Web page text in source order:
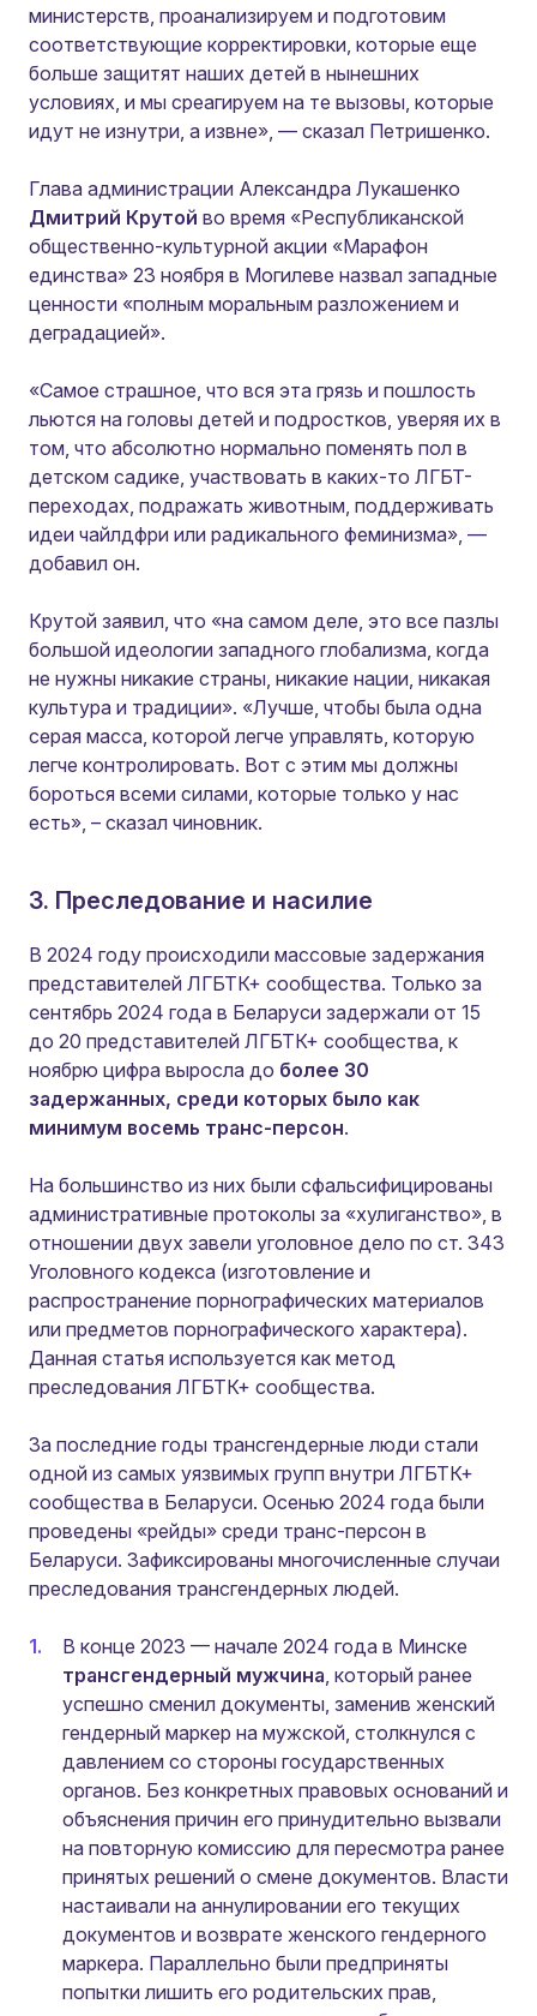
министерств, проанализируем и подготовим
соответствующие корректировки, которые еще
больше защитят наших детей в нынешних
условиях, и мы среагируем на те вызовы, которые
идут не изнутри, а извне», — сказал Петришенко.
Глава администрации Александра Лукашенко
Дмитрий Крутой во время «Республиканской
общественно-культурной акции «Марафон
единства» 23 ноября в Могилеве назвал западные
ценности «полным моральным разложением и
деградацией».
«Самое страшное, что вся эта грязь и пошлость
льются на головы детей и подростков, уверяя их в
том, что абсолютно нормально поменять пол в
детском садике, участвовать в каких-то ЛГБТ-
переходах, подражать животным, поддерживать
идеи чайлдфри или радикального феминизма», —
добавил он.
Крутой заявил, что «на самом деле, это все пазлы
большой идеологии западного глобализма, когда
не нужны никакие страны, никакие нации, никакая
культура и традиции». «Лучше, чтобы была одна
серая масса, которой легче управлять, которую
легче контролировать. Вот с этим мы должны
бороться всеми силами, которые только у нас
есть», – сказал чиновник.
3. Преследование и насилие
В 2024 году происходили массовые задержания
представителей ЛГБТК+ сообщества. Только за
сентябрь 2024 года в Беларуси задержали от 15
до 20 представителей ЛГБТК+ сообщества, к
ноябрю цифра выросла до более 30
задержанных, среди которых было как
минимум восемь транс-персон.
На большинство из них были сфальсифицированы
административные протоколы за «хулиганство», в
отношении двух завели уголовное дело по ст. 343
Уголовного кодекса (изготовление и
распространение порнографических материалов
или предметов порнографического характера).
Данная статья используется как метод
преследования ЛГБТК+ сообщества.
За последние годы трансгендерные люди стали
одной из самых уязвимых групп внутри ЛГБТК+
сообщества в Беларуси. Осенью 2024 года были
проведены «рейды» среди транс-персон в
Беларуси. Зафиксированы многочисленные случаи
преследования трансгендерных людей.
В конце 2023 — начале 2024 года в Минске
трансгендерный мужчина, который ранее
успешно сменил документы, заменив женский
гендерный маркер на мужской, столкнулся с
давлением со стороны государственных
органов. Без конкретных правовых оснований и
объяснения причин его принудительно вызвали
на повторную комиссию для пересмотра ранее
принятых решений о смене документов. Власти
настаивали на аннулировании его текущих
документов и возврате женского гендерного
маркера. Параллельно были предприняты
попытки лишить его родительских прав,